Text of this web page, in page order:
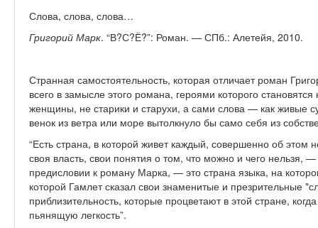
Слова, слова, слова…
Григорий Марк. “В?С?Ё?”: Роман. — СПб.: Алетейя, 2010.
Странная самостоятельность, которая отличает роман
всего в замысле этого романа, героями которого
женщины, не старики и старухи, а сами слова — как живые
венок из ветра или море вытолкнуло бы само себя из
“Есть страна, в которой живет каждый, совершенно об этом
своя власть, свои понятия о том, что можно и чего нельзя,
предисловии к роману Марка, — это страна языка, на
которой Гамлет сказал свои знаменитые и презрительные
приблизительность, которые процветают в этой стране,
пьянящую легкость”.